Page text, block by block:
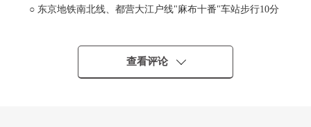
○ 东京地铁南北线、都营大江户线"麻布十番"车站步行10分
■ 推荐焦点━━━━━━━━━━━━━━━・・・・・
○ 如果可以2车站3路线使用交通良好度
查看评论